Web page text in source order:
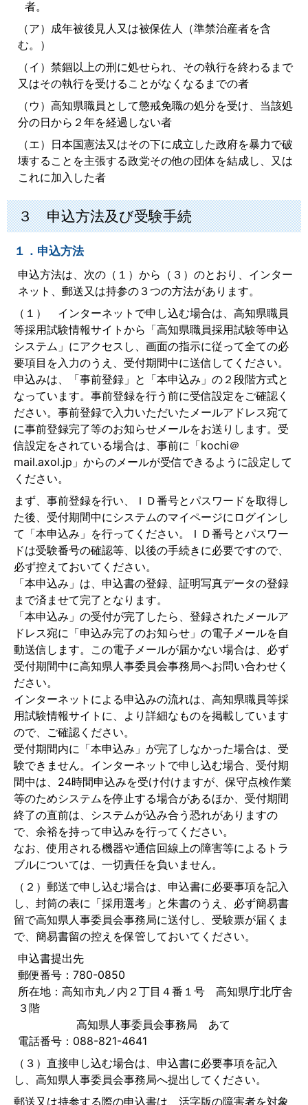
者。
（ア）成年被後見人又は被保佐人（準禁治産者を含
む。）
（イ）禁錮以上の刑に処せられ、その執行を終わるまで
又はその執行を受けることがなくなるまでの者
（ウ）高知県職員として懲戒免職の処分を受け、当該処
分の日から２年を経過しない者
（エ）日本国憲法又はその下に成立した政府を暴力で破
壊することを主張する政党その他の団体を結成し、又は
これに加入した者
３ 申込方法及び受験手続
１．申込方法
申込方法は、次の（１）から（３）のとおり、インター
ネット、郵送又は持参の３つの方法があります。
（１） インターネットで申し込む場合は、高知県職員
等採用試験情報サイトから「高知県職員採用試験等申込
システム」にアクセスし、画面の指示に従って全ての必
要項目を入力のうえ、受付期間中に送信してください。
申込みは、「事前登録」と「本申込み」の２段階方式と
なっています。事前登録を行う前に受信設定をご確認く
ださい。事前登録で入力いただいたメールアドレス宛て
に事前登録完了等のお知らせメールをお送りします。受
信設定をされている場合は、事前に「kochi＠
mail.axol.jp」からのメールが受信できるように設定して
ください。
まず、事前登録を行い、ＩＤ番号とパスワードを取得し
た後、受付期間中にシステムのマイページにログインし
て「本申込み」を行ってください。ＩＤ番号とパスワー
ドは受験番号の確認等、以後の手続きに必要ですので、
必ず控えておいてください。
「本申込み」は、申込書の登録、証明写真データの登録
まで済ませて完了となります。
「本申込み」の受付が完了したら、登録されたメールア
ドレス宛に「申込み完了のお知らせ」の電子メールを自
動送信します。この電子メールが届かない場合は、必ず
受付期間中に高知県人事委員会事務局へお問い合わせく
ださい。
インターネットによる申込みの流れは、高知県職員等採
用試験情報サイトに、より詳細なものを掲載しています
ので、ご確認ください。
受付期間内に「本申込み」が完了しなかった場合は、受
験できません。インターネットで申し込む場合、受付期
間中は、24時間申込みを受け付けますが、保守点検作業
等のためシステムを停止する場合があるほか、受付期間
終了の直前は、システムが込み合う恐れがありますの
で、余裕を持って申込みを行ってください。
なお、使用される機器や通信回線上の障害等によるトラ
ブルについては、一切責任を負いません。
（２）郵送で申し込む場合は、申込書に必要事項を記入
し、封筒の表に「採用選考」と朱書のうえ、必ず簡易書
留で高知県人事委員会事務局に送付し、受験票が届くま
で、簡易書留の控えを保管しておいてください。
申込書提出先
郵便番号：780-0850
所在地：高知市丸ノ内２丁目４番１号 高知県庁北庁舎
３階
高知県人事委員会事務局 あて
電話番号：088-821-4641
（３）直接申し込む場合は、申込書に必要事項を記入
し、高知県人事委員会事務局へ提出してください。
郵送又は持参する際の申込書は、活字版の障害者を対象